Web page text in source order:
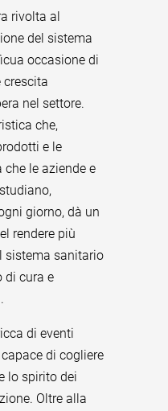
rivolta al
del sistema
occasione di
crescita
nel settore.
che,
e le
le aziende e
giorno, dà un
rendere più
sistema sanitario
di cura e
di eventi
di cogliere
lo spirito dei
Oltre alla